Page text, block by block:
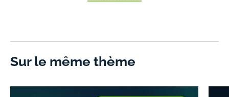
Sur le même thème